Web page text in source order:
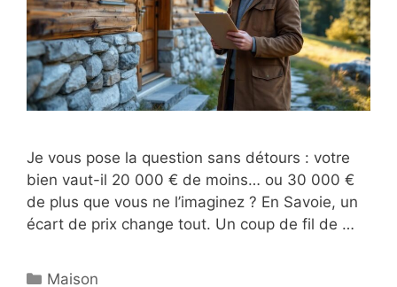
Je vous pose la question sans détours : votre
bien vaut-il 20 000 € de moins… ou 30 000 €
de plus que vous ne l’imaginez ? En Savoie, un
écart de prix change tout. Un coup de fil de …
Catégories
Maison